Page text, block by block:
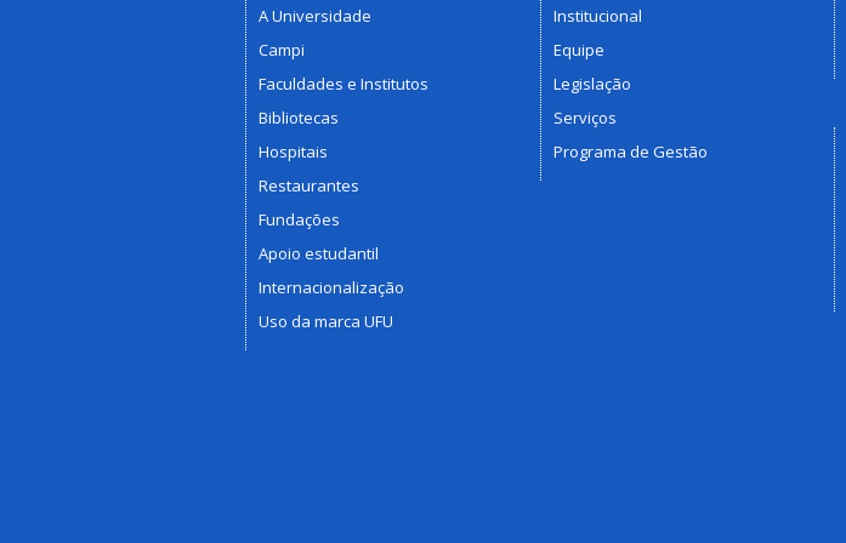
A Universidade
Campi
Faculdades e Institutos
Bibliotecas
Hospitais
Restaurantes
Fundações
Apoio estudantil
Internacionalização
Uso da marca UFU
Institucional
Equipe
Legislação
Serviços
Programa de Gestão